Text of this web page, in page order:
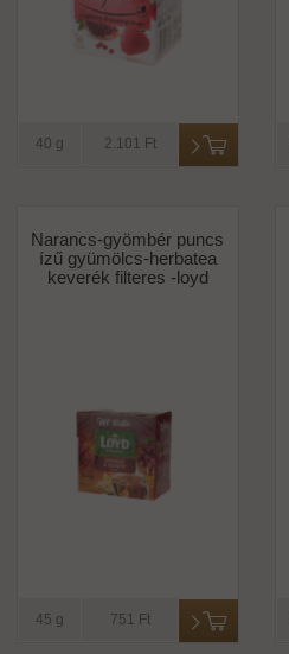
40 g 2.101 Ft
Narancs-gyömbér puncs
ízű gyümölcs-herbatea
keverék filteres -loyd
45 g 751 Ft